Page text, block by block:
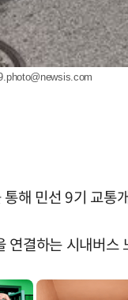
해 민선 9기 교통
결하는 시내버스